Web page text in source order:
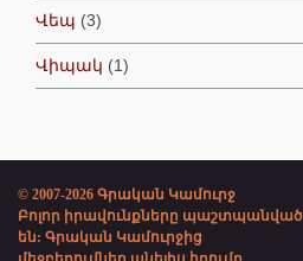
Վեպ (3)
Վիպակ (1)
© 2007-2026 Գրական Կամուրջ
Բոլոր իրավունքները պաշտպանված
են: Գրական Կամուրջից